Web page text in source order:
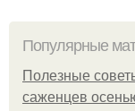
Популярные
Полезные
саженцев